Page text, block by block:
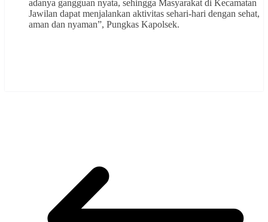
adanya gangguan nyata, sehingga Masyarakat di Kecamatan
Jawilan dapat menjalankan aktivitas sehari-hari dengan sehat,
aman dan nyaman”, Pungkas Kapolsek.